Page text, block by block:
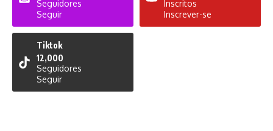
Seguidores
Seguir
Inscritos
Inscrever-se
Tiktok
12,000
Seguidores
Seguir